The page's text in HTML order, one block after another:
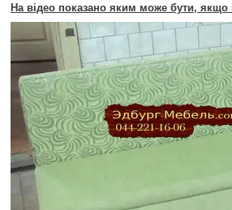
На відео показано яким може бути, якщо